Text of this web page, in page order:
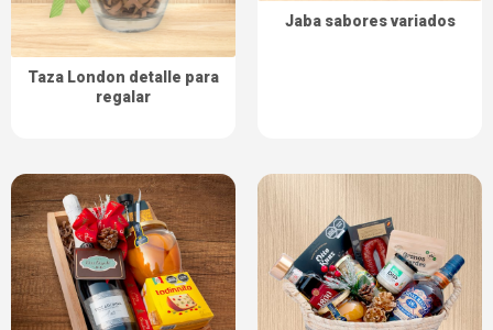
Taza London detalle para
regalar
Jaba sabores variados